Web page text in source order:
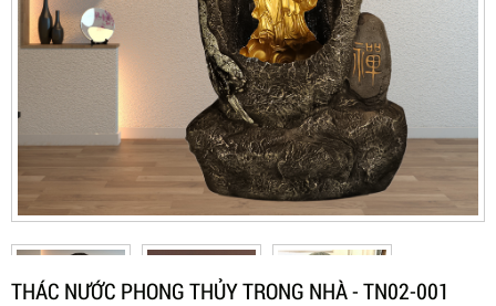
THÁC NƯỚC PHONG THỦY TRONG NHÀ - TN02-001